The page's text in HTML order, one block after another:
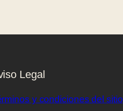
Legal
y condiciones del sitio